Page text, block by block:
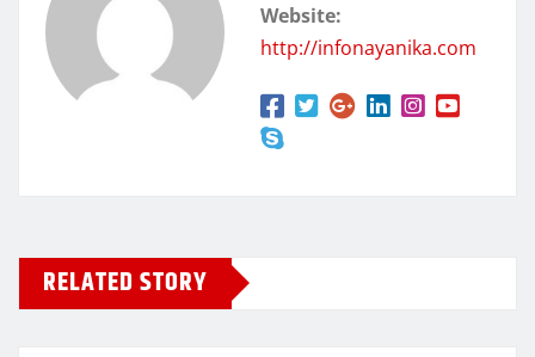
Website:
http://infonayanika.com
RELATED STORY